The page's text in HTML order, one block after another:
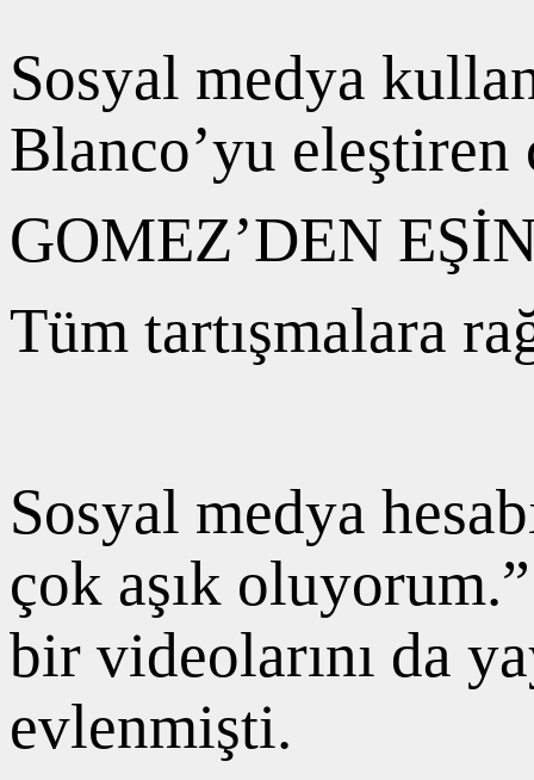
Sosyal medya
Blanco’yu eleştiren
GOMEZ’DEN
Tüm tartışmalara
Sosyal medya
çok aşık
bir videolarını da
evlenmişti.